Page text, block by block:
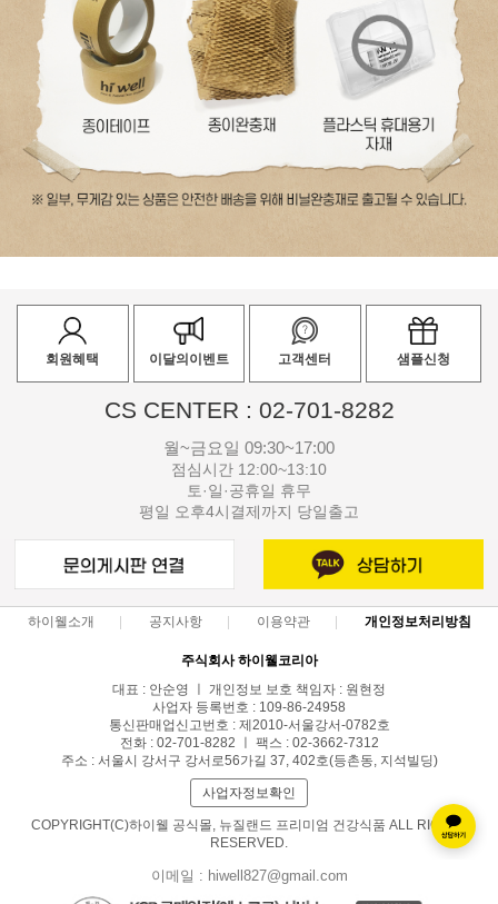
회원혜택 이달의이벤트 고객센터 샘플신청
CS CENTER : 02-701-8282
월~금요일 09:30~17:00
점심시간 12:00~13:10
토·일·공휴일 휴무
평일 오후4시결제까지 당일출고
하이웰소개 공지사항 이용약관 개인정보처리방침
주식회사 하이웰코리아
대표 : 안순영 ㅣ 개인정보 보호 책임자 : 원현정
사업자 등록번호 : 109-86-24958
통신판매업신고번호 : 제2010-서울강서-0782호
전화 : 02-701-8282 ㅣ 팩스 : 02-3662-7312
주소 : 서울시 강서구 강서로56가길 37, 402호(등촌동, 지석빌딩)
사업자정보확인
COPYRIGHT(C)하이웰 공식몰, 뉴질랜드 프리미엄 건강식품 ALL RIGHTS
RESERVED.
이메일 : hiwell827@gmail.com